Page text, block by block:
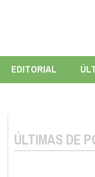
EDITORIAL
ÚLTIMAS DE